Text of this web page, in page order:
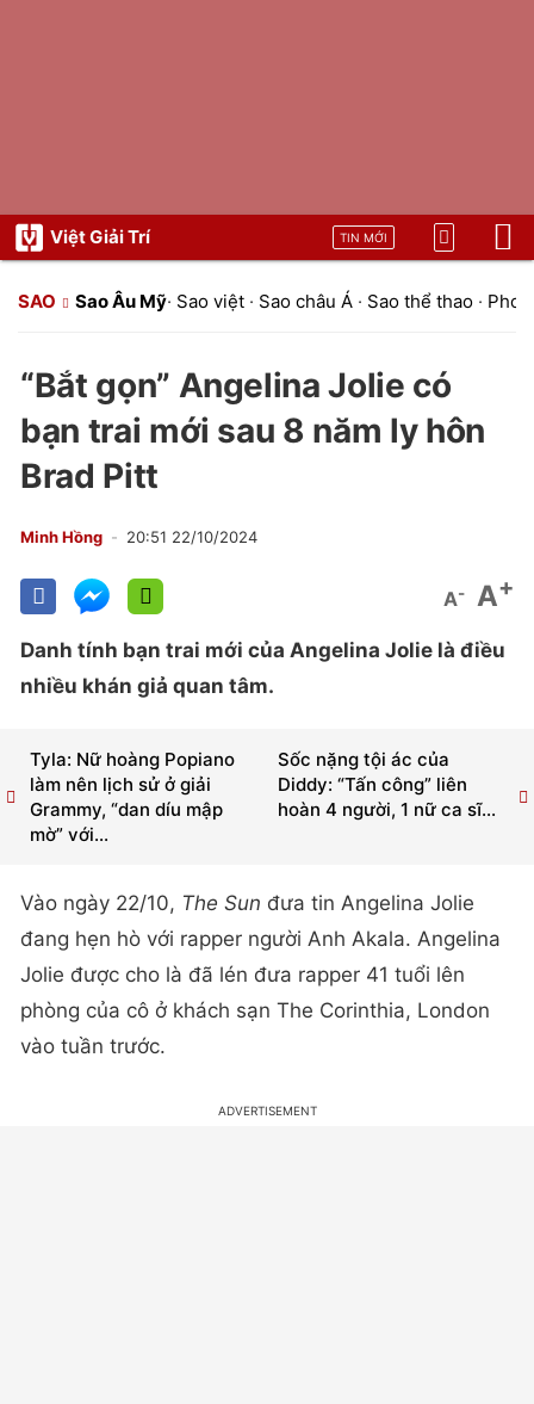
Việt Giải Trí TIN MỚI
SAO Sao Âu Mỹ· Sao việt · Sao châu Á · Sao thể thao ·
“Bắt gọn” Angelina Jolie có
bạn trai mới sau 8 năm ly hôn
Brad Pitt
Minh Hồng 20:51 22/10/2024
A- A+
Danh tính bạn trai mới của Angelina Jolie là điều
nhiều khán giả quan tâm.
Sốc nặng tội ác của
Diddy: “Tấn công” liên
hoàn 4 người, 1 nữ ca sĩ...
Tyla: Nữ hoàng Popiano
làm nên lịch sử ở giải
Grammy, “dan díu mập
mờ” với...
Vào ngày 22/10, The Sun đưa tin Angelina Jolie
đang hẹn hò với rapper người Anh Akala. Angelina
Jolie được cho là đã lén đưa rapper 41 tuổi lên
phòng của cô ở khách sạn The Corinthia, London
vào tuần trước.